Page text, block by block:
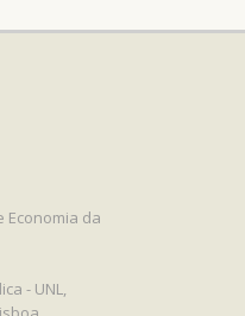
Economia da
- UNL,